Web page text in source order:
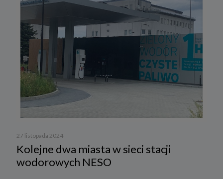
27 listopada 2024
Kolejne dwa miasta w sieci stacji
wodorowych NESO